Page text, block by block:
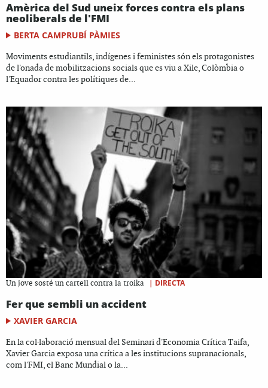
Amèrica del Sud uneix forces contra els plans
neoliberals de l'FMI
BERTA CAMPRUBÍ PÀMIES
Moviments estudiantils, indígenes i feministes són els protagonistes
de l'onada de mobilitzacions socials que es viu a Xile, Colòmbia o
l'Equador contra les polítiques de...
Un jove sosté un cartell contra la troika | DIRECTA
Fer que sembli un accident
XAVIER GARCIA
En la col·laboració mensual del Seminari d'Economia Crítica Taifa,
Xavier Garcia exposa una crítica a les institucions supranacionals,
com l'FMI, el Banc Mundial o la...